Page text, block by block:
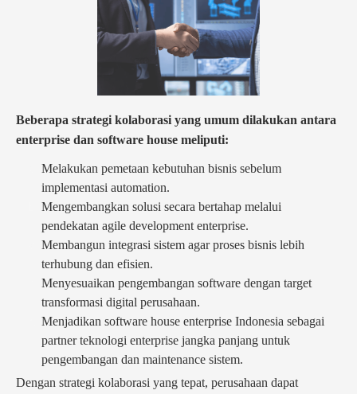
Beberapa strategi kolaborasi yang umum dilakukan antara
enterprise dan software house meliputi:
Melakukan pemetaan kebutuhan bisnis sebelum
implementasi automation.
Mengembangkan solusi secara bertahap melalui
pendekatan agile development enterprise.
Membangun integrasi sistem agar proses bisnis lebih
terhubung dan efisien.
Menyesuaikan pengembangan software dengan target
transformasi digital perusahaan.
Menjadikan software house enterprise Indonesia sebagai
partner teknologi enterprise jangka panjang untuk
pengembangan dan maintenance sistem.
Dengan strategi kolaborasi yang tepat, perusahaan dapat